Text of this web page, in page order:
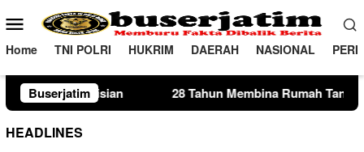
ke
konten
Menu
Mobile
Home TNI POLRI HUKRIM DAERAH NASIONAL
Buserjatim28 Tahun Membina Rumah Tangga, Seorang Ibu
HEADLINES